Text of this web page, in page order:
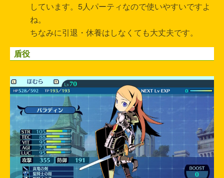
しています。5人パーティなので使いやすいですよ
ね。
ちなみに引退・休養はしなくても大丈夫です。
盾役